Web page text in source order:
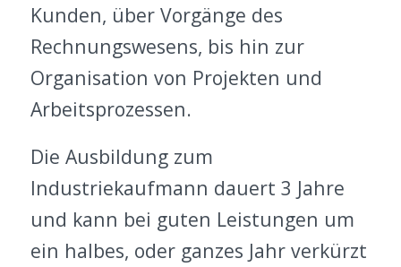
Kunden, über Vorgänge des
Rechnungswesens, bis hin zur
Organisation von Projekten und
Arbeitsprozessen.
Die Ausbildung zum
Industriekaufmann dauert 3 Jahre
und kann bei guten Leistungen um
ein halbes, oder ganzes Jahr verkürzt